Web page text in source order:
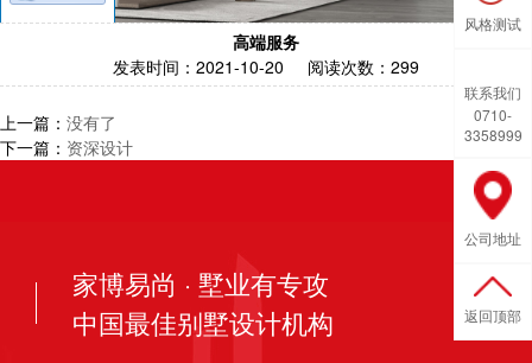
高端服务
发表时间： 2021-10-20 阅读次数： 299
上一篇： 没有了
下一篇： 资深设计
风格测试
联系我们
0710-
3358999
公司地址
返回顶部
家博易尚 · 墅业有专攻
中国最佳别墅设计机构